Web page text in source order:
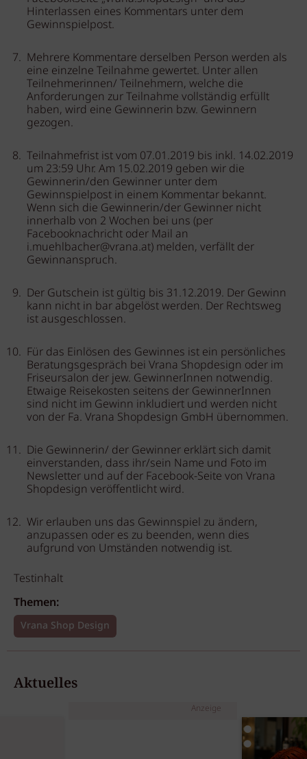
Hinterlassen eines Kommentars unter dem
Gewinnspielpost.
Mehrere Kommentare derselben Person werden als
eine einzelne Teilnahme gewertet. Unter allen
Teilnehmerinnen/ Teilnehmern, welche die
Anforderungen zur Teilnahme vollständig erfüllt
haben, wird eine Gewinnerin bzw. Gewinnern
gezogen.
Teilnahmefrist ist vom 07.01.2019 bis inkl. 14.02.2019
um 23:59 Uhr. Am 15.02.2019 geben wir die
Gewinnerin/den Gewinner unter dem
Gewinnspielpost in einem Kommentar bekannt.
Wenn sich die Gewinnerin/der Gewinner nicht
innerhalb von 2 Wochen bei uns (per
Facebooknachricht oder Mail an
i.muehlbacher@vrana.at) melden, verfällt der
Gewinnanspruch.
Der Gutschein ist gültig bis 31.12.2019. Der Gewinn
kann nicht in bar abgelöst werden. Der Rechtsweg
ist ausgeschlossen.
Für das Einlösen des Gewinnes ist ein persönliches
Beratungsgespräch bei Vrana Shopdesign oder im
Friseursalon der jew. GewinnerInnen notwendig.
Etwaige Reisekosten seitens der GewinnerInnen
sind nicht im Gewinn inkludiert und werden nicht
von der Fa. Vrana Shopdesign GmbH übernommen.
Die Gewinnerin/ der Gewinner erklärt sich damit
einverstanden, dass ihr/sein Name und Foto im
Newsletter und auf der Facebook-Seite von Vrana
Shopdesign veröffentlicht wird.
Wir erlauben uns das Gewinnspiel zu ändern,
anzupassen oder es zu beenden, wenn dies
aufgrund von Umständen notwendig ist.
Testinhalt
Themen:
Vrana Shop Design
Aktuelles
Anzeige